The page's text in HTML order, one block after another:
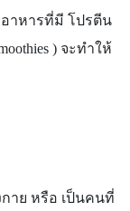
อาหารที่มี โปรตีน
) จะทำให้
าย หรือ เป็นคนที่